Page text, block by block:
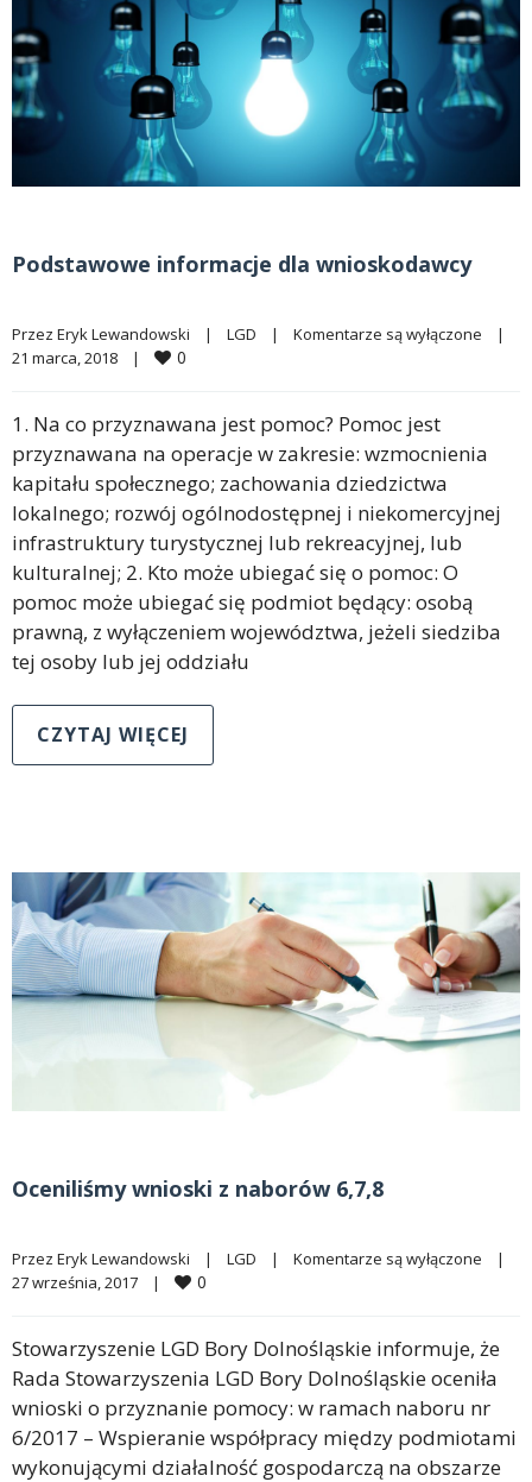
Podstawowe informacje dla wnioskodawcy
Przez Eryk Lewandowski | LGD | Komentarze są wyłączone
|
21 marca, 2018
| 0
1. Na co przyznawana jest pomoc? Pomoc jest
przyznawana na operacje w zakresie: wzmocnienia
kapitału społecznego; zachowania dziedzictwa
lokalnego; rozwój ogólnodostępnej i niekomercyjnej
infrastruktury turystycznej lub rekreacyjnej, lub
kulturalnej; 2. Kto może ubiegać się o pomoc: O
pomoc może ubiegać się podmiot będący: osobą
prawną, z wyłączeniem województwa, jeżeli siedziba
tej osoby lub jej oddziału
CZYTAJ WIĘCEJ
Oceniliśmy wnioski z naborów 6,7,8
Przez Eryk Lewandowski | LGD | Komentarze są wyłączone
|
27 września, 2017
| 0
Stowarzyszenie LGD Bory Dolnośląskie informuje, że
Rada Stowarzyszenia LGD Bory Dolnośląskie oceniła
wnioski o przyznanie pomocy: w ramach naboru nr
6/2017 – Wspieranie współpracy między podmiotami
wykonującymi działalność gospodarczą na obszarze